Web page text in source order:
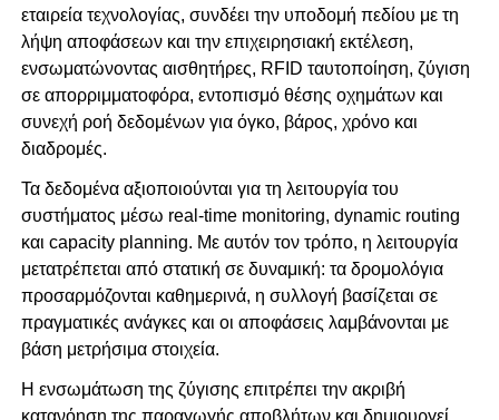
εταιρεία τεχνολογίας, συνδέει την υποδομή πεδίου με τη
λήψη αποφάσεων και την επιχειρησιακή εκτέλεση,
ενσωματώνοντας αισθητήρες, RFID ταυτοποίηση, ζύγιση
σε απορριμματοφόρα, εντοπισμό θέσης οχημάτων και
συνεχή ροή δεδομένων για όγκο, βάρος, χρόνο και
διαδρομές.
Τα δεδομένα αξιοποιούνται για τη λειτουργία του
συστήματος μέσω real-time monitoring, dynamic routing
και capacity planning. Με αυτόν τον τρόπο, η λειτουργία
μετατρέπεται από στατική σε δυναμική: τα δρομολόγια
προσαρμόζονται καθημερινά, η συλλογή βασίζεται σε
πραγματικές ανάγκες και οι αποφάσεις λαμβάνονται με
βάση μετρήσιμα στοιχεία.
Η ενσωμάτωση της ζύγισης επιτρέπει την ακριβή